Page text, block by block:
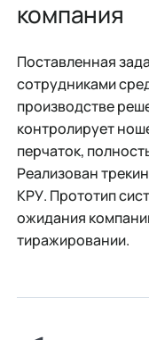
компания
Поставленная
сотрудниками
производстве
контролирует
перчаток,
Реализован
КРУ. Прототип
ожидания
тиражировании.